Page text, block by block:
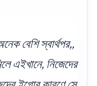
বেশি স্বার্থপর,,
এইখানে, নিজেদের